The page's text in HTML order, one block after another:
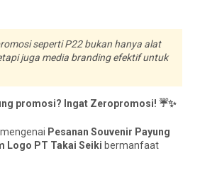
seperti P22 bukan hanya alat
juga media branding efektif untuk
promosi? Ingat Zeropromosi! ☔✨
Pesanan Souvenir Payung
Logo PT Takai Seiki bermanfaat